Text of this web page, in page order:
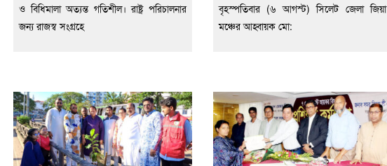
ও বিধিমালা অত্যন্ত গতিশীল। রাষ্ট্র পরিচালনার
জন্য রাজস্ব সংগ্রহে
বৃহস্পতিবার (৬ আগস্ট) সিলেট জেলা জিয়া
মঞ্চের আহ্বায়ক মো: